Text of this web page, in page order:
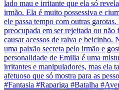
lado mau e irritante que ela só
irmão. Ela é muito possessiva e
ele passa tempo com outras
preocupada em ser rejeitada ou não
causar acessos de raiva e beicinho.
uma paixão secreta pelo irmão e
personalidade de Emilia é uma
irritantes e manipuladores, mas ela
afetuoso que só mostra para as
#Fantasia #Rapariga #Batalha